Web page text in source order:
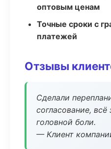
оптовым ценам
Точные сроки с
платежей
Отзывы
Сделали
согласование, всё
головной боли.
— Клиент